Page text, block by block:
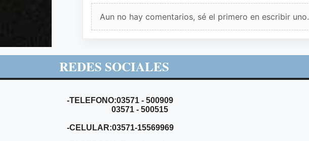
Aun no hay comentarios, sé el primero en escribir uno.
REDES SOCIALES
-TELEFONO:03571 - 500909
03571 - 500515
-CELULAR:03571-15569969